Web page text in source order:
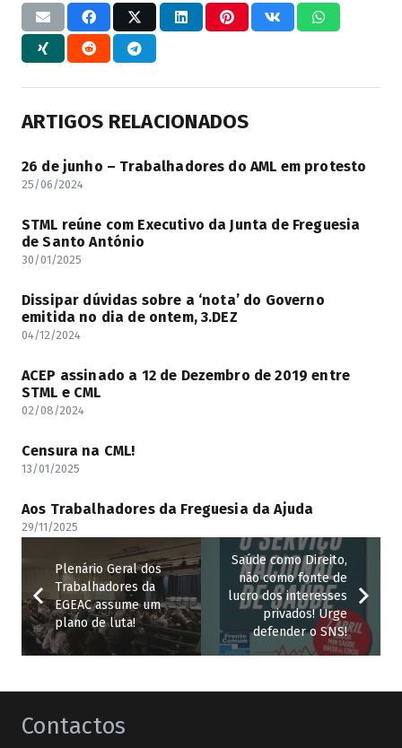
ARTIGOS RELACIONADOS
26 de junho – Trabalhadores do AML em protesto
25/06/2024
STML reúne com Executivo da Junta de Freguesia
de Santo António
30/01/2025
Dissipar dúvidas sobre a ‘nota’ do Governo
emitida no dia de ontem, 3.DEZ
04/12/2024
ACEP assinado a 12 de Dezembro de 2019 entre
STML e CML
02/08/2024
Censura na CML!
13/01/2025
Aos Trabalhadores da Freguesia da Ajuda
29/11/2025
Plenário Geral dos
Trabalhadores da
EGEAC assume um
plano de luta!
Saúde como Direito,
não como fonte de
lucro dos interesses
privados! Urge
defender o SNS!
Contactos